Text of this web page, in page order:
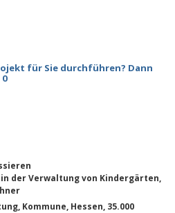
für Sie durchführen? Dann
0
der Verwaltung von Kindergärten,
Kommune, Hessen, 35.000